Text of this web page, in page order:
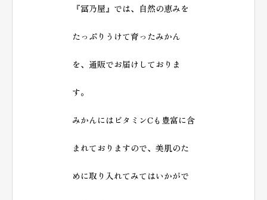
『冨乃屋』では、自然の恵みを
たっぷりうけて育ったみかん
を、通販でお届けしておりま
す。
みかんにはビタミンCも豊富に含
まれておりますので、美肌のた
めに取り入れてみてはいかがで